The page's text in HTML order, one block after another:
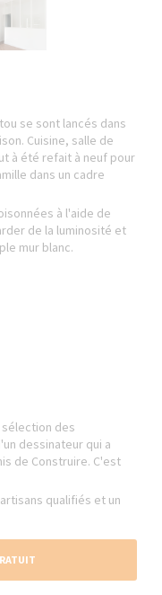
se sont lancés dans
Cuisine, salle de
à été refait à neuf pour
dans un cadre
à l'aide de
de la luminosité et
mur blanc.
des
dessinateur qui a
de Construire. C'est
qualifiés et un